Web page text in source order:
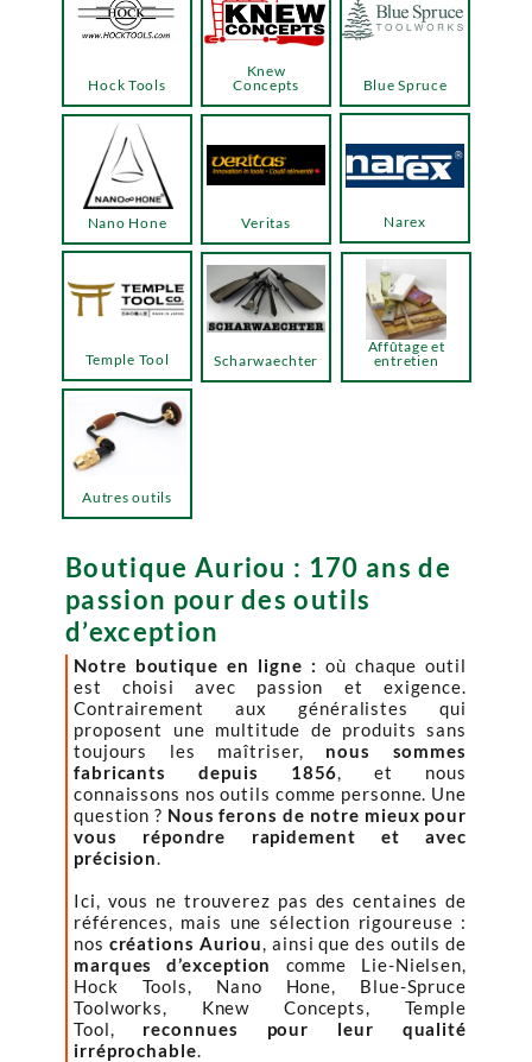
Boutique Auriou : 170 ans de
passion pour des outils
d’exception
Notre boutique en ligne : où chaque outil
est choisi avec passion et exigence.
Contrairement aux généralistes qui
proposent une multitude de produits sans
toujours les maîtriser, nous sommes
fabricants depuis 1856, et nous
connaissons nos outils comme personne. Une
question ? Nous ferons de notre mieux pour
vous répondre rapidement et avec
précision.
Ici, vous ne trouverez pas des centaines de
références, mais une sélection rigoureuse :
nos créations Auriou, ainsi que des outils de
marques d’exception
comme Lie-Nielsen,
Hock Tools, Nano Hone, Blue-Spruce
Toolworks, Knew Concepts, Temple
Tool, reconnues pour leur qualité
irréprochable.
Hock Tools
Knew
Concepts
Temple Tool
Blue Spruce
Narex
Veritas
Nano Hone
Autres outils
Scharwaechter
Affûtage et
entretien